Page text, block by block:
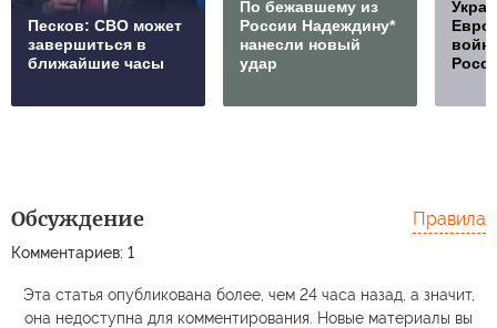
Песков: СВО может
завершиться в
ближайшие часы
По бежавшему из
России Надеждину*
нанесли новый
удар
Обсуждение
Комментариев: 1
Правила
Эта статья опубликована более, чем 24 часа назад, а значит,
она недоступна для комментирования. Новые материалы вы